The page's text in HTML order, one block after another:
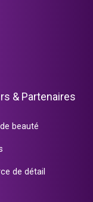
& Partenaires
beauté
de détail